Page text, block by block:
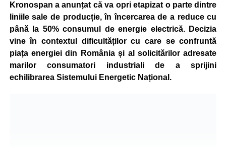
Kronospan a anunțat că va opri etapizat o parte dintre
liniile sale de producție, în încercarea de a reduce cu
până la 50% consumul de energie electrică. Decizia
vine în contextul dificultăților cu care se confruntă
piața energiei din România și al solicitărilor adresate
marilor consumatori industriali de a sprijini
echilibrarea Sistemului Energetic Național.